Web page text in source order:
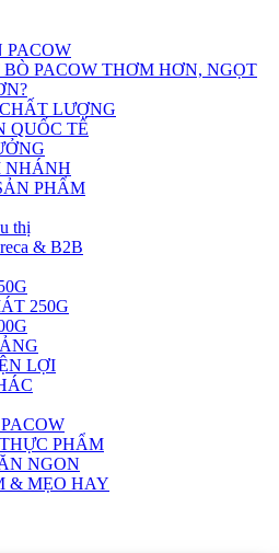
PACOW
PACOW THƠM HƠN, NGỌT
LƯỢNG
QUỐC TẾ
NHÁNH
PHẨM
thị
& B2B
250G
LỢI
PHẨM
NGON
& MẸO HAY